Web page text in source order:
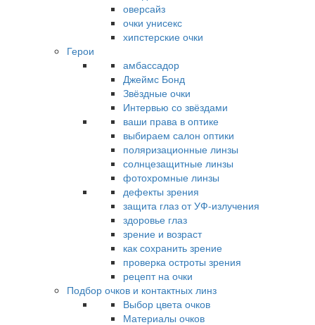
оверсайз
очки унисекс
хипстерские очки
Герои
амбассадор
Джеймс Бонд
Звёздные очки
Интервью со звёздами
ваши права в оптике
выбираем салон оптики
поляризационные линзы
солнцезащитные линзы
фотохромные линзы
дефекты зрения
защита глаз от УФ-излучения
здоровье глаз
зрение и возраст
как сохранить зрение
проверка остроты зрения
рецепт на очки
Подбор очков и контактных линз
Выбор цвета очков
Материалы очков